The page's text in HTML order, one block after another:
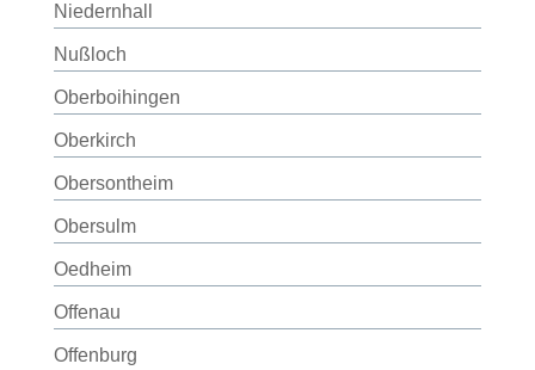
Niedernhall
Nußloch
Oberboihingen
Oberkirch
Obersontheim
Obersulm
Oedheim
Offenau
Offenburg